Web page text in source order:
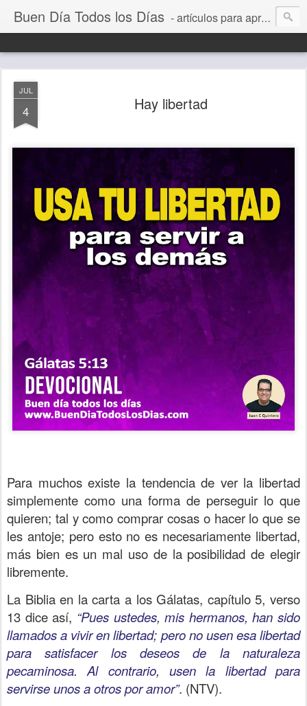
Buen Día Todos los Días - artículos para aprender a vivir mejor, un día a la vez. Por Juan C Quintero
JUL
4 Hay libertad
Para muchos existe la tendencia de ver la libertad
simplemente como una forma de perseguir lo que
quieren; tal y como comprar cosas o hacer lo que se
les antoje; pero esto no es necesariamente libertad,
más bien es un mal uso de la posibilidad de elegir
libremente.
La Biblia en la carta a los Gálatas, capítulo 5, verso
13 dice así, “Pues ustedes, mis hermanos, han sido
llamados a vivir en libertad; pero no usen esa libertad
para satisfacer los deseos de la naturaleza
pecaminosa. Al contrario, usen la libertad para
servirse unos a otros por amor”. (NTV).